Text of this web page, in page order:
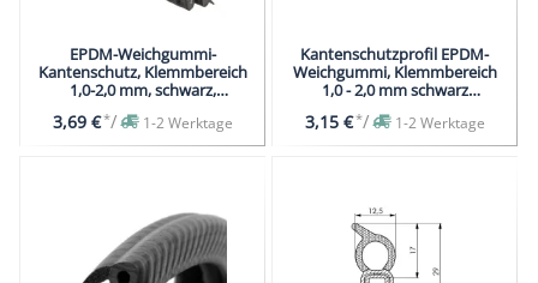
EPDM-Weichgummi-
Kantenschutz, Klemmbereich
1,0-2,0 mm, schwarz,
3,69 €*/ 1-2 Werktage
Kantenschutzprofil EPDM-
Weichgummi, Klemmbereich
1,0 - 2,0 mm schwarz
3,15 €*/ 1-2 Werktage